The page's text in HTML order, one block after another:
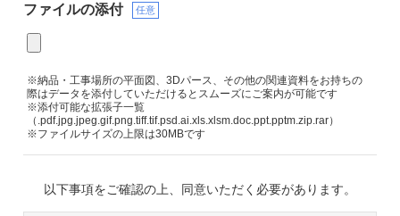
ファイルの添付 任意
※納品・工事場所の平面図、3Dパース、その他の関連資料をお持ちの
際はデータを添付していただけるとスムーズにご案内が可能です
※添付可能な拡張子一覧
（.pdf.jpg.jpeg.gif.png.tiff.tif.psd.ai.xls.xlsm.doc.ppt.pptm.zip.rar）
※ファイルサイズの上限は30MBです
以下事項をご確認の上、同意いただく必要があります。